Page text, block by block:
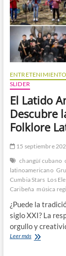
ENTRETENIMIENTO
SLIDER
El Latido
Descubre
Folklore
15 septiembre
changüí cubano
latinoamericano
Cumbia Stars Los
Caribeña música
¿Puede la
siglo XXI? La
orgullo y
Leer másEl